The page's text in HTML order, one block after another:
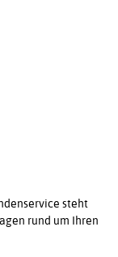
steht
rund um Ihren